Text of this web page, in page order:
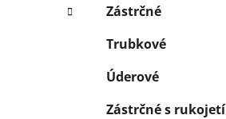
Zástrčné
Trubkové
Úderové
Zástrčné s rukojetí